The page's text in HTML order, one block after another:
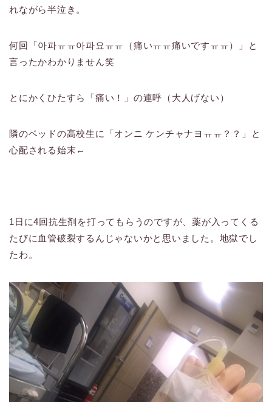
れながら半泣き。
何回「아파ㅠㅠ아파요ㅠㅠ（痛いㅠㅠ痛いですㅠㅠ）」と
言ったかわかりません笑
とにかくひたすら「痛い！」の連呼（大人げない）
隣のベッドの高校生に「オンニ ケンチャナヨㅠㅠ？？」と
心配される始末←
1日に4回抗生剤を打ってもらうのですが、薬が入ってくる
たびに血管破裂するんじゃないかと思いました。地獄でし
たわ。